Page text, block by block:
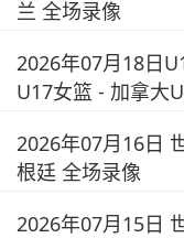
兰 全场录像
2026年07月18日
U17女篮 - 加拿大
2026年07月16日
根廷 全场录像
2026年07月15日